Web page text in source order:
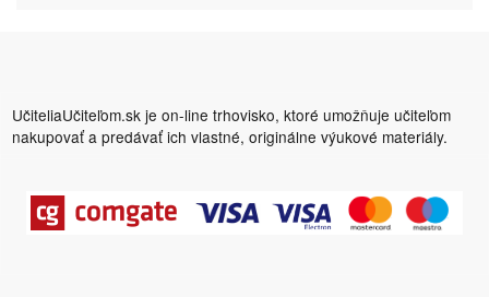
UčiteliaUčiteľom.sk je on-line trhovisko, ktoré umožňuje učiteľom
nakupovať a predávať ich vlastné, originálne výukové materiály.